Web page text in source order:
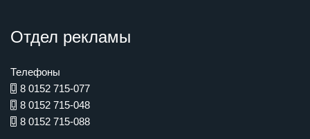
Отдел рекламы
Телефоны
8 0152 715-077
8 0152 715-048
8 0152 715-088